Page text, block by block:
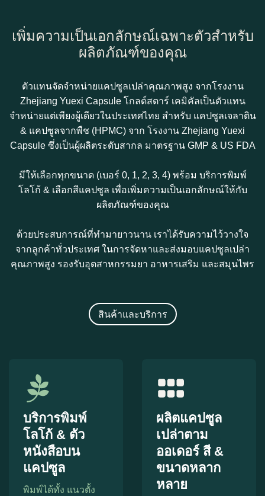
เพิ่มความเป็นเอกลักษณ์เฉพาะตัวสำหรับ
ผลิตภัณฑ์ของคุณ
ตัวแทนจัดจำหน่ายแคปซูลเปล่าคุณภาพสูง จากโรงงาน
Zhejiang Yuexi Capsule โกลด์สตาร์ เคมิคัลเป็นตัวแทน
จำหน่ายแต่เพียงผู้เดียวในประเทศไทย สำหรับ แคปซูลเจลาติน
& แคปซูลจากพืช (HPMC) จาก โรงงาน Zhejiang Yuexi
Capsule ซึ่งเป็นผู้ผลิตระดับสากล มาตรฐาน GMP & US FDA
มีให้เลือกทุกขนาด (เบอร์ 0, 1, 2, 3, 4) พร้อม บริการพิมพ์
โลโก้ & เลือกสีแคปซูล เพื่อเพิ่มความเป็นเอกลักษณ์ให้กับ
ผลิตภัณฑ์ของคุณ
ด้วยประสบการณ์ที่ทำมายาวนาน เราได้รับความไว้วางใจ
จากลูกค้าทั่วประเทศ ในการจัดหาและส่งมอบแคปซูลเปล่า
คุณภาพสูง รองรับอุตสาหกรรมยา อาหารเสริม และสมุนไพร
สินค้าและบริการ
บริการพิมพ์
โลโก้ & ตัว
หนังสือบน
แคปซูล
พิมพ์ได้ทั้ง แนวตั้ง
ผลิตแคปซูล
เปล่าตาม
ออเดอร์ สี &
ขนาดหลาก
หลาย